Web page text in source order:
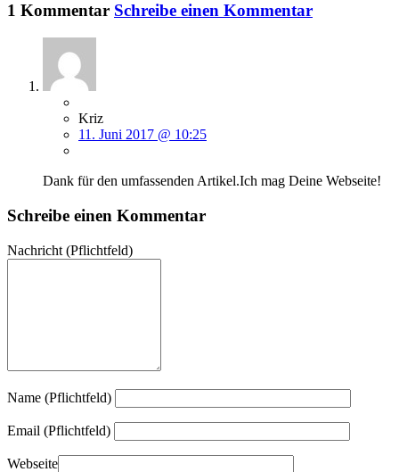
1 Kommentar Schreibe einen Kommentar
Kriz
11. Juni 2017 @ 10:25
Dank für den umfassenden Artikel.Ich mag Deine Webseite!
Schreibe einen Kommentar
Nachricht (Pflichtfeld)
Name (Pflichtfeld)
Email (Pflichtfeld)
Webseite